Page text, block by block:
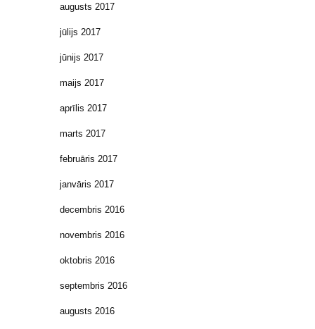
augusts 2017
jūlijs 2017
jūnijs 2017
maijs 2017
aprīlis 2017
marts 2017
februāris 2017
janvāris 2017
decembris 2016
novembris 2016
oktobris 2016
septembris 2016
augusts 2016